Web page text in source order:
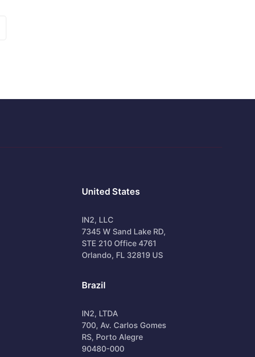
United States
IN2, LLC
7345 W Sand Lake RD,
STE 210 Office 4761
Orlando, FL 32819 US
Brazil
IN2, LTDA
700, Av. Carlos Gomes
RS, Porto Alegre
90480-000